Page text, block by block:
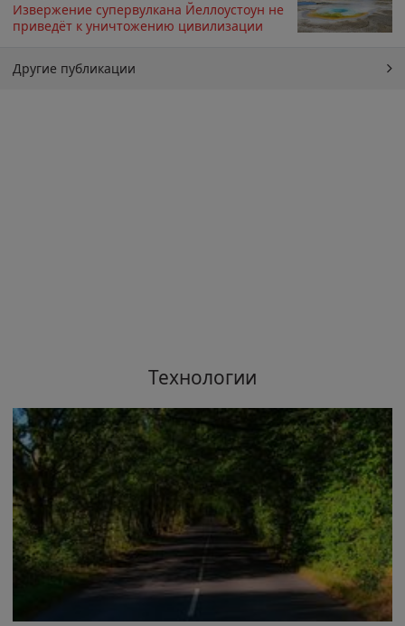
Извержение супервулкана Йеллоустоун не
приведёт к уничтожению цивилизации
Другие публикации
Технологии